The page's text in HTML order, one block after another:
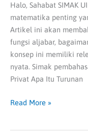
Halo, Sahabat SIMAK
matematika penting
Artikel ini akan
fungsi aljabar,
konsep ini memiliki
nyata. Simak
Privat Apa Itu Turunan
Read More »